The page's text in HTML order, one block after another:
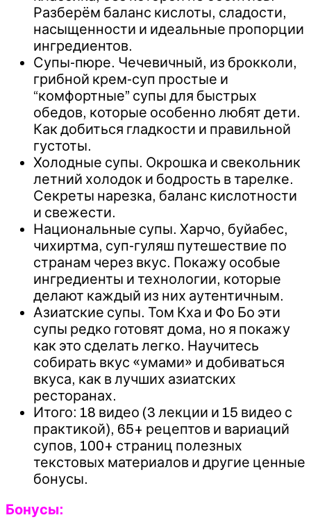
Разберём баланс кислоты, сладости,
насыщенности и идеальные пропорции
ингредиентов.
Супы-пюре. Чечевичный, из брокколи,
грибной крем-суп простые и
“комфортные” супы для быстрых
обедов, которые особенно любят дети.
Как добиться гладкости и правильной
густоты.
Холодные супы. Окрошка и свекольник
летний холодок и бодрость в тарелке.
Секреты нарезка, баланс кислотности
и свежести.
Национальные супы. Харчо, буйабес,
чихиртма, суп-гуляш путешествие по
странам через вкус. Покажу особые
ингредиенты и технологии, которые
делают каждый из них аутентичным.
Азиатские супы. Том Кха и Фо Бо эти
супы редко готовят дома, но я покажу
как это сделать легко. Научитесь
собирать вкус «умами» и добиваться
вкуса, как в лучших азиатских
ресторанах.
Итого: 18 видео (3 лекции и 15 видео с
практикой), 65+ рецептов и вариаций
супов, 100+ страниц полезных
текстовых материалов и другие ценные
бонусы.
Бонусы: